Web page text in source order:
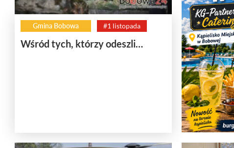
Gmina Bobowa #1 listopada
Wśród tych, którzy odeszli…